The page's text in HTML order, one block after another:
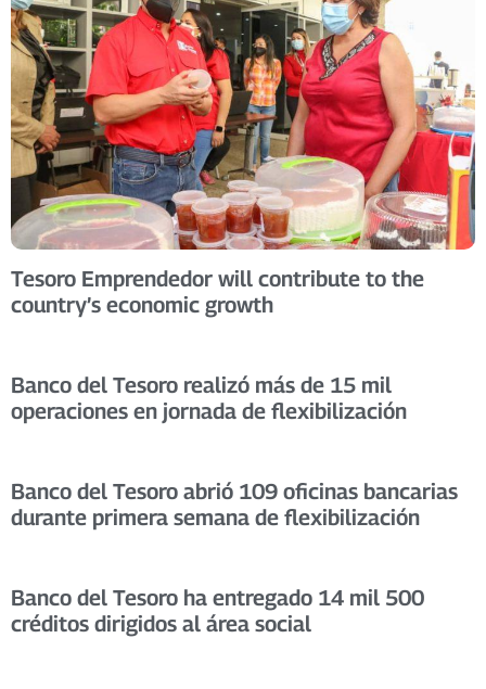
Tesoro Emprendedor will contribute to the
country’s economic growth
Banco del Tesoro realizó más de 15 mil
operaciones en jornada de flexibilización
Banco del Tesoro abrió 109 oficinas bancarias
durante primera semana de flexibilización
Banco del Tesoro ha entregado 14 mil 500
créditos dirigidos al área social